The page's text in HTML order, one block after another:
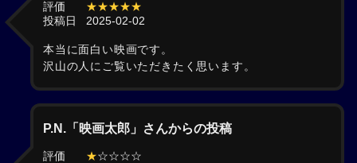
評価
★★★★★
投稿日
2025-02-02
本当に面白い映画です。
沢山の人にご覧いただきたく思います。
P.N.「映画太郎」さんからの投稿
評価 ★☆☆☆☆